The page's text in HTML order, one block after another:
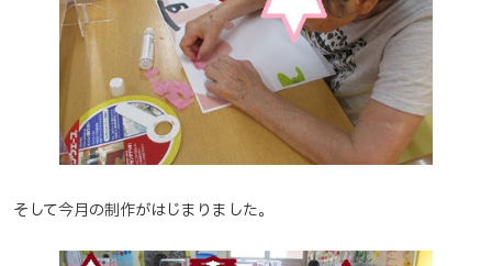
そして今月の制作がはじまりました。